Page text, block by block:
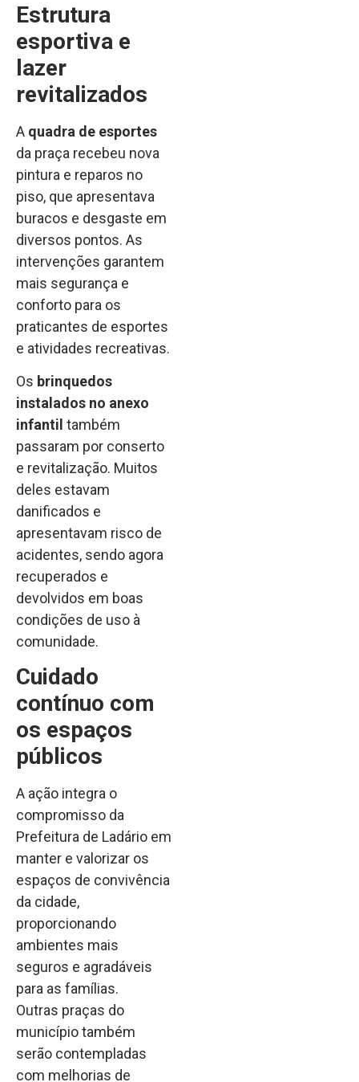
Estrutura
esportiva e
lazer
revitalizados
A quadra de esportes
da praça recebeu nova
pintura e reparos no
piso, que apresentava
buracos e desgaste em
diversos pontos. As
intervenções garantem
mais segurança e
conforto para os
praticantes de esportes
e atividades recreativas.
Os brinquedos
instalados no anexo
infantil também
passaram por conserto
e revitalização. Muitos
deles estavam
danificados e
apresentavam risco de
acidentes, sendo agora
recuperados e
devolvidos em boas
condições de uso à
comunidade.
Cuidado
contínuo com
os espaços
públicos
A ação integra o
compromisso da
Prefeitura de Ladário em
manter e valorizar os
espaços de convivência
da cidade,
proporcionando
ambientes mais
seguros e agradáveis
para as famílias.
Outras praças do
município também
serão contempladas
com melhorias de